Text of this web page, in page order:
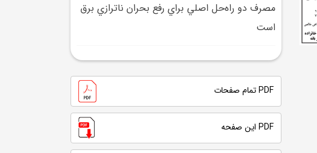
مصرف دو راه‌حل اصلي براي رفع بحران ناترازي برق
است
PDF تمام صفحات
PDF این صفحه